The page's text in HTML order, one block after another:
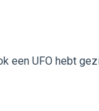
een UFO hebt